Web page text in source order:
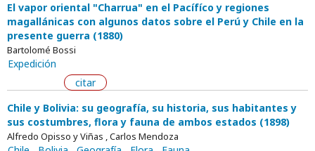
El vapor oriental "Charrua" en el Pacífíco y regiones
magallánicas con algunos datos sobre el Perú y Chile en la
presente guerra (1880)
Bartolomé Bossi
Expedición
citar
Chile y Bolivia: su geografía, su historia, sus habitantes y
sus costumbres, flora y fauna de ambos estados (1898)
Alfredo Opisso y Viñas , Carlos Mendoza